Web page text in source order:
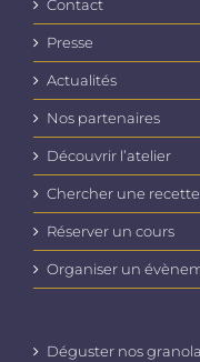
Contact
Presse
Actualités
Nos partenaires
Découvrir l’atelier
Chercher une recette
Réserver un cours
Organiser un
Déguster nos